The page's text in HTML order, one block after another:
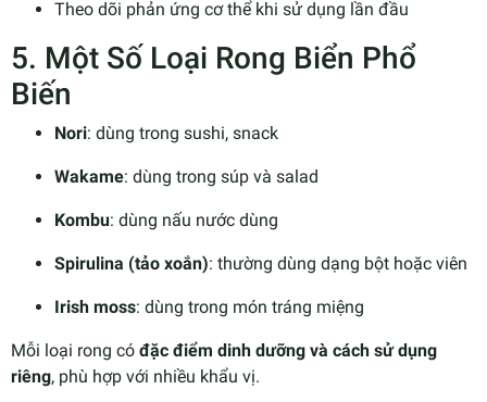
Theo dõi phản ứng cơ thể khi sử dụng lần đầu
5. Một Số Loại Rong Biển Phổ
Biến
Nori: dùng trong sushi, snack
Wakame: dùng trong súp và salad
Kombu: dùng nấu nước dùng
Spirulina (tảo xoắn): thường dùng dạng bột hoặc viên
Irish moss: dùng trong món tráng miệng
Mỗi loại rong có đặc điểm dinh dưỡng và cách sử dụng
riêng, phù hợp với nhiều khẩu vị.